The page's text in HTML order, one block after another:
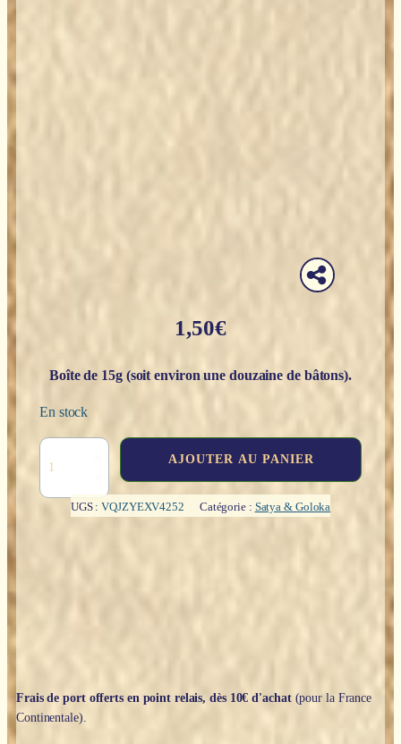
1,50€
Boîte de 15g (soit environ une douzaine de bâtons).
En stock
Champa
AJOUTER AU PANIER
UGS :VQJZYEXV4252 Catégorie : Satya & Goloka
Frais de port offerts en point relais, dès 10€ d'achat(pour la France
Continentale).